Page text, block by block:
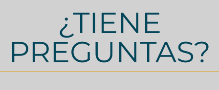
¿TIENE
PREGUNTAS?